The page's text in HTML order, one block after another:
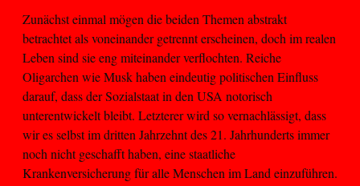
Zunächst einmal mögen die beiden Themen abstrakt
betrachtet als voneinander getrennt erscheinen, doch im realen
Leben sind sie eng miteinander verflochten. Reiche
Oligarchen wie Musk haben eindeutig politischen Einfluss
darauf, dass der Sozialstaat in den USA notorisch
unterentwickelt bleibt. Letzterer wird so vernachlässigt, dass
wir es selbst im dritten Jahrzehnt des 21. Jahrhunderts immer
noch nicht geschafft haben, eine staatliche
Krankenversicherung für alle Menschen im Land einzuführen.